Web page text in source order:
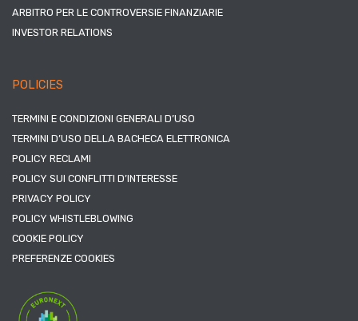
ARBITRO PER LE CONTROVERSIE FINANZIARIE
INVESTOR RELATIONS
POLICIES
TERMINI E CONDIZIONI GENERALI D’USO
TERMINI D’USO DELLA BACHECA ELETTRONICA
POLICY RECLAMI
POLICY SUI CONFLITTI D’INTERESSE
PRIVACY POLICY
POLICY WHISTLEBLOWING
COOKIE POLICY
PREFERENZE COOKIES